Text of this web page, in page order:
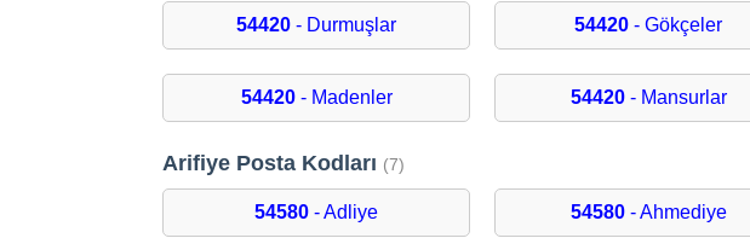
54420 - Durmuşlar 54420 - Gökçeler
54420- Madenler 54420- Mansurlar
Arifiye Posta Kodları (7)
54580 - Adliye 54580- Ahmediye